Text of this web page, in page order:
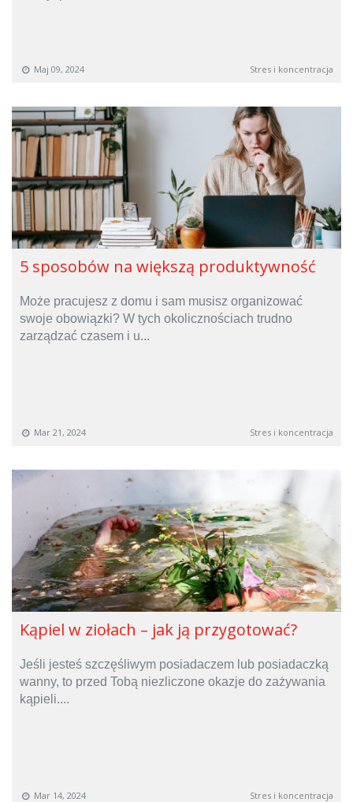
Maj 09, 2024 Stres i koncentracja
5 sposobów na większą produktywność
Może pracujesz z domu i sam musisz organizować
swoje obowiązki? W tych okolicznościach trudno
zarządzać czasem i u...
Mar 21, 2024 Stres i koncentracja
Kąpiel w ziołach – jak ją przygotować?
Jeśli jesteś szczęśliwym posiadaczem lub posiadaczką
wanny, to przed Tobą niezliczone okazje do zażywania
kąpieli....
Mar 14, 2024 Stres i koncentracja